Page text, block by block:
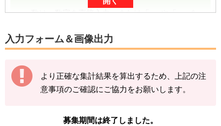
数は、数字を直接入力、または「-」や「+」を
数字は、前回の入力内容に追加分を加算する形
【例】
途中結果が3匹→まずは「3」で送信
2」して「5」で送信
入力フォーム＆画像出力
より正確な集計結果を算出するため、上記の注
意事項のご確認にご協力をお願いします。
募集期間は終了しました。